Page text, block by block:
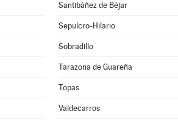
Santibáñez de Béjar
Sepulcro-Hilario
Sobradillo
Tarazona de Guareña
Topas
Valdecarros